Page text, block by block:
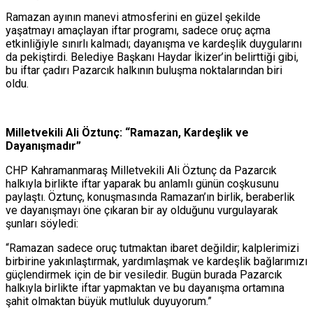
Ramazan ayının manevi atmosferini en güzel şekilde
yaşatmayı amaçlayan iftar programı, sadece oruç açma
etkinliğiyle sınırlı kalmadı; dayanışma ve kardeşlik duygularını
da pekiştirdi. Belediye Başkanı Haydar İkizer’in belirttiği gibi,
bu iftar çadırı Pazarcık halkının buluşma noktalarından biri
oldu.
Milletvekili Ali Öztunç: “Ramazan, Kardeşlik ve
Dayanışmadır”
CHP Kahramanmaraş Milletvekili Ali Öztunç da Pazarcık
halkıyla birlikte iftar yaparak bu anlamlı günün coşkusunu
paylaştı. Öztunç, konuşmasında Ramazan’ın birlik, beraberlik
ve dayanışmayı öne çıkaran bir ay olduğunu vurgulayarak
şunları söyledi:
“Ramazan sadece oruç tutmaktan ibaret değildir; kalplerimizi
birbirine yakınlaştırmak, yardımlaşmak ve kardeşlik bağlarımızı
güçlendirmek için de bir vesiledir. Bugün burada Pazarcık
halkıyla birlikte iftar yapmaktan ve bu dayanışma ortamına
şahit olmaktan büyük mutluluk duyuyorum.”